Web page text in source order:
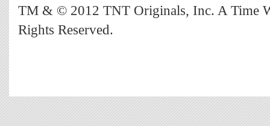
TM & © 2012 TNT Originals, Inc. A Time
Rights Reserved.